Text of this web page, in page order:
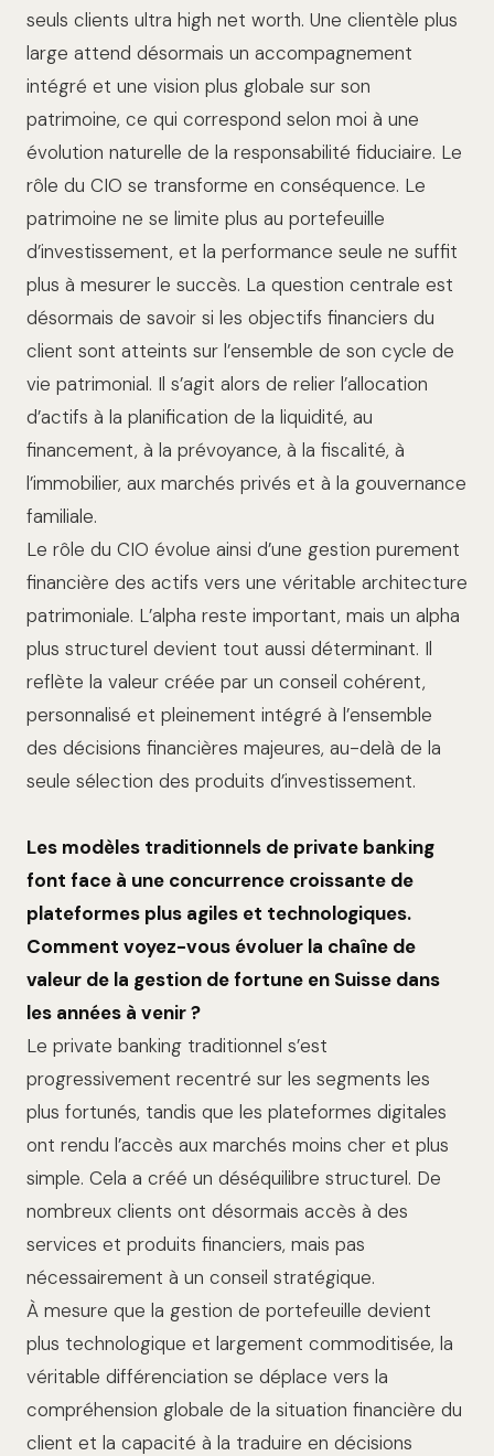
seuls clients ultra high net worth. Une clientèle plus
large attend désormais un accompagnement
intégré et une vision plus globale sur son
patrimoine, ce qui correspond selon moi à une
évolution naturelle de la responsabilité fiduciaire. Le
rôle du CIO se transforme en conséquence. Le
patrimoine ne se limite plus au portefeuille
d’investissement, et la performance seule ne suffit
plus à mesurer le succès. La question centrale est
désormais de savoir si les objectifs financiers du
client sont atteints sur l’ensemble de son cycle de
vie patrimonial. Il s’agit alors de relier l’allocation
d’actifs à la planification de la liquidité, au
financement, à la prévoyance, à la fiscalité, à
l’immobilier, aux marchés privés et à la gouvernance
familiale.
Le rôle du CIO évolue ainsi d’une gestion purement
financière des actifs vers une véritable architecture
patrimoniale. L’alpha reste important, mais un alpha
plus structurel devient tout aussi déterminant. Il
reflète la valeur créée par un conseil cohérent,
personnalisé et pleinement intégré à l’ensemble
des décisions financières majeures, au-delà de la
seule sélection des produits d’investissement.
Les modèles traditionnels de private banking
font face à une concurrence croissante de
plateformes plus agiles et technologiques.
Comment voyez-vous évoluer la chaîne de
valeur de la gestion de fortune en Suisse dans
les années à venir ?
Le private banking traditionnel s’est
progressivement recentré sur les segments les
plus fortunés, tandis que les plateformes digitales
ont rendu l’accès aux marchés moins cher et plus
simple. Cela a créé un déséquilibre structurel. De
nombreux clients ont désormais accès à des
services et produits financiers, mais pas
nécessairement à un conseil stratégique.
À mesure que la gestion de portefeuille devient
plus technologique et largement commoditisée, la
véritable différenciation se déplace vers la
compréhension globale de la situation financière du
client et la capacité à la traduire en décisions